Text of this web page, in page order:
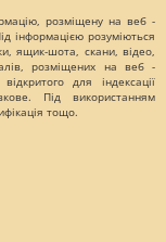
розміщену на веб -
інформацією розуміються
ящик-шота, скани, відео,
розміщених на веб -
для індексації
Під використанням
тощо.